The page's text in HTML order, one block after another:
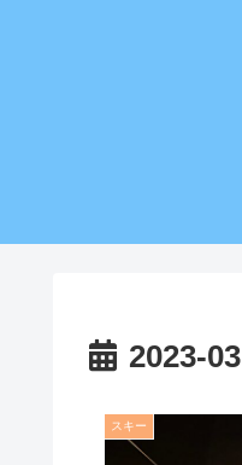
2023-03
スキー